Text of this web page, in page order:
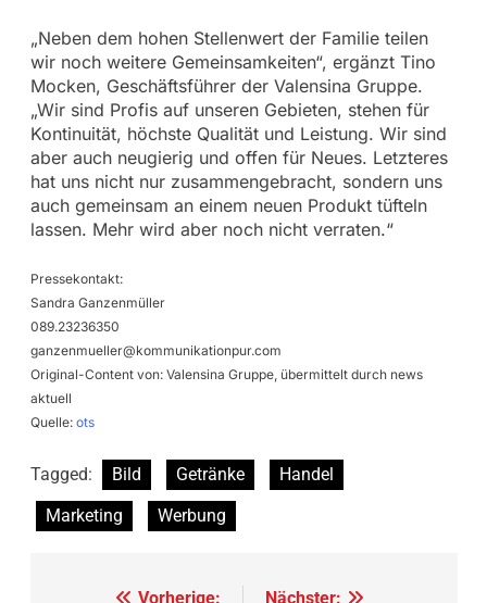
„Neben dem hohen Stellenwert der Familie teilen
wir noch weitere Gemeinsamkeiten“, ergänzt Tino
Mocken, Geschäftsführer der Valensina Gruppe.
„Wir sind Profis auf unseren Gebieten, stehen für
Kontinuität, höchste Qualität und Leistung. Wir sind
aber auch neugierig und offen für Neues. Letzteres
hat uns nicht nur zusammengebracht, sondern uns
auch gemeinsam an einem neuen Produkt tüfteln
lassen. Mehr wird aber noch nicht verraten.“
Pressekontakt:
Sandra Ganzenmüller
089.23236350
ganzenmueller@kommunikationpur.com
Original-Content von: Valensina Gruppe, übermittelt durch news
aktuell
Quelle: ots
Tagged: Bild Getränke
Handel
Marketing
Werbung
Vorherige:
Nächster: